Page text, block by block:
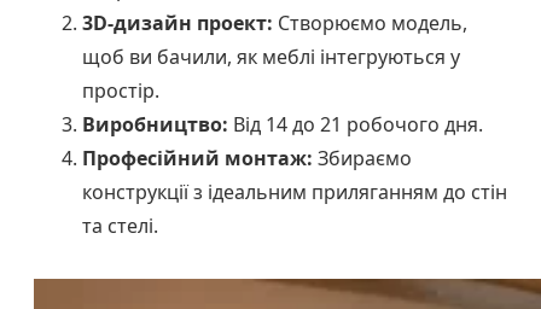
3D-дизайн проект: Створюємо модель,
щоб ви бачили, як меблі інтегруються у
простір.
Виробництво: Від 14 до 21 робочого дня.
Професійний монтаж: Збираємо
конструкції з ідеальним приляганням до стін
та стелі.